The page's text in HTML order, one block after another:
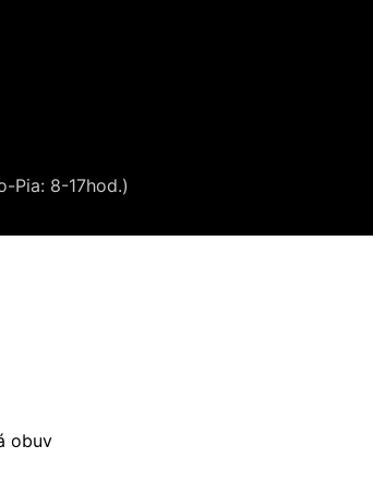
Pia: 8-17hod.)
obuv